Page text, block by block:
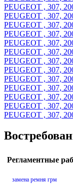
PEUGEOT , 307,
PEUGEOT , 307,
PEUGEOT , 307,
PEUGEOT , 307,
PEUGEOT , 307,
PEUGEOT , 307,
PEUGEOT , 307,
PEUGEOT , 307,
PEUGEOT , 307,
PEUGEOT , 307,
PEUGEOT , 307,
PEUGEOT , 307,
PEUGEOT , 307,
Регламентные
замена ремня грм